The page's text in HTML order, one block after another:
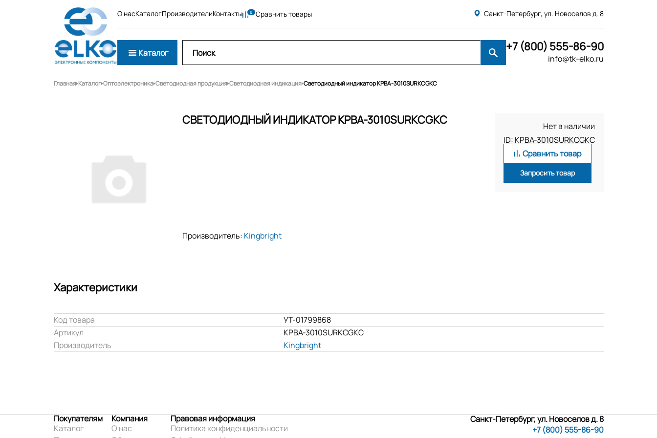
О насКаталогПроизводителиКонтакты Сравнить товары Санкт-Петербург, ул. Новоселов д. 8
Каталог +7 (800) 555-86-90
info@tk-elko.ru
Главная Каталог Оптоэлектроника Светодиодная продукция Светодиодная индикация Светодиодный индикатор KPBA-3010SURKCGKC
СВЕТОДИОДНЫЙ ИНДИКАТОР KPBA-3010SURKCGKC
Производитель: Kingbright
Нет в наличии
ID: KPBA-3010SURKCGKC
Сравнить товар
Запросить товар
Характеристики
Код товара
УТ-01799868
Артикул
KPBA-3010SURKCGKC
Производитель
Kingbright
Покупателям
Каталог
Компания
О нас
Правовая информация
Политика конфиденциальности
Санкт-Петербург, ул. Новоселов д. 8
+7 (800) 555-86-90